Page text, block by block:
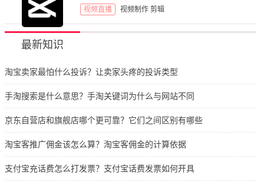
视频直播 视频制作 剪辑
最新知识
淘宝卖家最怕什么投诉？让卖家头疼的投诉类型
手淘搜索是什么意思？手淘关键词为什么与网站不同
京东自营店和旗舰店哪个更可靠？它们之间区别有哪些
淘宝客推广佣金该怎么算？淘宝客佣金的计算依据
支付宝充话费怎么打发票？支付宝话费发票如何开具